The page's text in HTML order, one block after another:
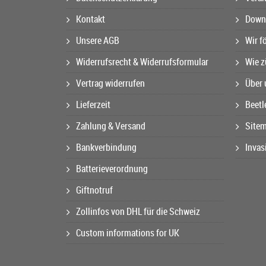
Kontakt
Unsere AGB
Widerrufsrecht & Widerrufsformular
Vertrag widerrufen
Lieferzeit
Zahlung & Versand
Bankverbindung
Batterieverordnung
Giftnotruf
Zollinfos von DHL für die Schweiz
Custom informations for UK
Wir
Wie
Über